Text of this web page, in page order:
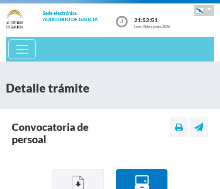
Sede electrónica
AUDITORIO DE GALICIA 21:52:51
Luns 10 de agosto 2026
Detalle trámite
Convocatoria de
persoal